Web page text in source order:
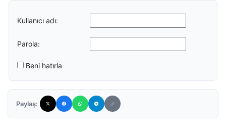
Kullanıcı adı:
Parola:
Beni hatırla
Paylaş: